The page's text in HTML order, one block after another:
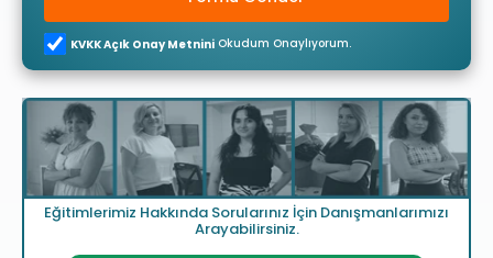
KVKK Açık Onay Metnini Okudum Onaylıyorum.
Eğitimlerimiz Hakkında Sorularınız İçin Danışmanlarımızı
Arayabilirsiniz.